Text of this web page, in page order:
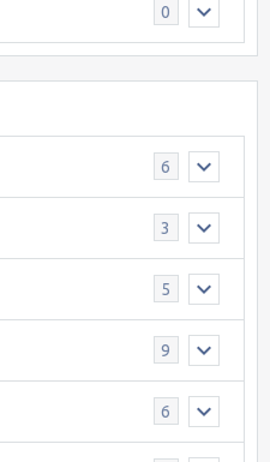
0
6
3
5
9
6